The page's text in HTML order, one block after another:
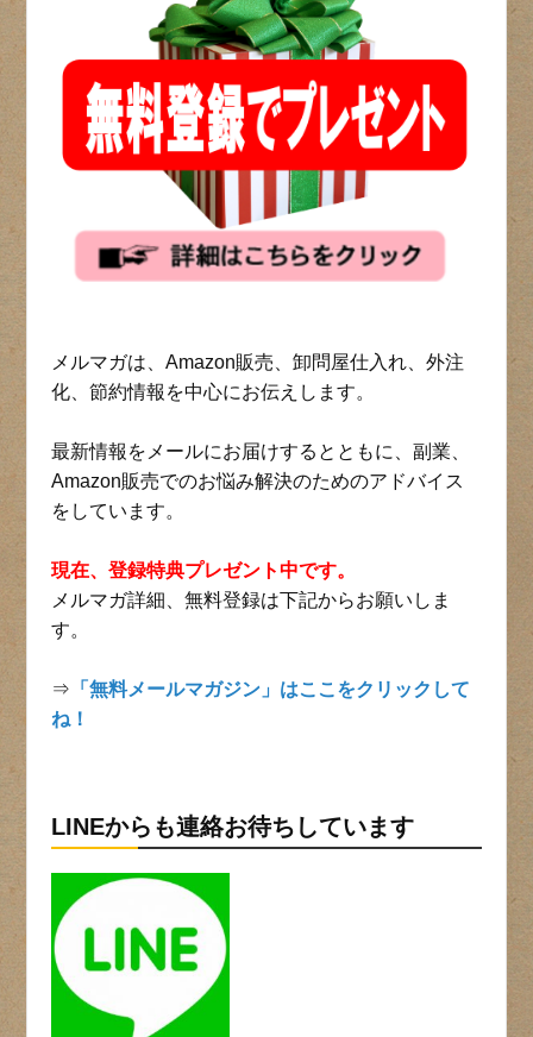
メルマガは、Amazon販売、卸問屋仕入れ、外注
化、節約情報を中心にお伝えします。
最新情報をメールにお届けするとともに、副業、
Amazon販売でのお悩み解決のためのアドバイス
をしています。
現在、登録特典プレゼント中です。
メルマガ詳細、無料登録は下記からお願いしま
す。
⇒ 「無料メールマガジン」はここをクリックして
ね！
LINEからも連絡お待ちしています